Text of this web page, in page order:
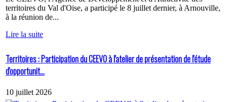
territoires du Val d'Oise, a participé le 8 juillet dernier, à Arnouville,
à la réunion de...
Lire la suite
Territoires : Participation du CEEVO à l'atelier de présentation de l'étude
d'opportunit...
10 juillet 2026